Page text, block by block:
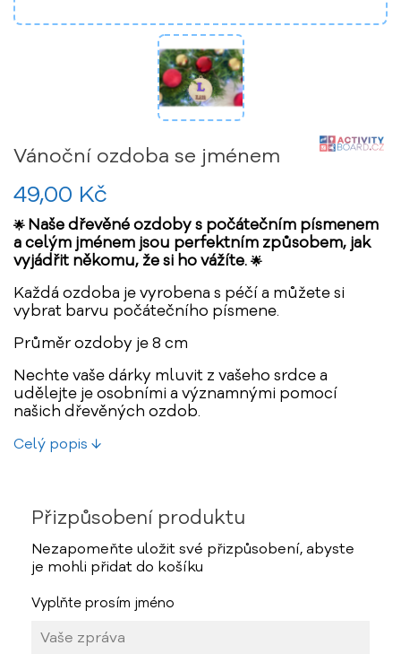
Vánoční ozdoba se jménem
49,00 Kč
🌟 Naše dřevěné ozdoby s počátečním písmenem
a celým jménem jsou perfektním způsobem, jak
vyjádřit někomu, že si ho vážíte. 🌟
Každá ozdoba je vyrobena s péčí a můžete si
vybrat barvu počátečního písmene.
Průměr ozdoby je 8 cm
Nechte vaše dárky mluvit z vašeho srdce a
udělejte je osobními a významnými pomocí
našich dřevěných ozdob.
Celý popis ↓
Přizpůsobení produktu
Nezapomeňte uložit své přizpůsobení, abyste
je mohli přidat do košíku
Vyplňte prosím jméno